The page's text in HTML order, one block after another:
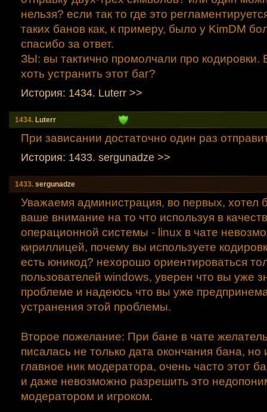
нельзя? если так то где это
таких банов как, к примеру, было у KimDM
спасибо за ответ.
ЗЫ: вы тактично промолчали про кодировки.
хоть устранить этот баг?
История: 1434. Luterr >>
1434. Luterr
При зависании достаточно один раз
История: 1433. sergunadze >>
1433. sergunadze
Уважаемя администрация, во первых, хотел
ваше внимание на то что используя в
операционной системы - linux в чате
кириллицей, почему вы используете
есть юникод? нехорошо ориентироваться
пользователей windows, уверен что вы уже
проблеме и надеюсь что вы уже
устранения этой проблемы.
Второе пожелание: При бане в чате
писалась не только дата окончания бана, но
главное ник модератора, очень часто этот
и даже невозможно разрешить это
модератором и игроком.